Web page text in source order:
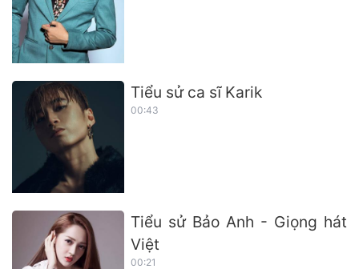
Tiểu sử ca sĩ Karik
00:43
Tiểu sử Bảo Anh - Giọng hát
Việt
00:21